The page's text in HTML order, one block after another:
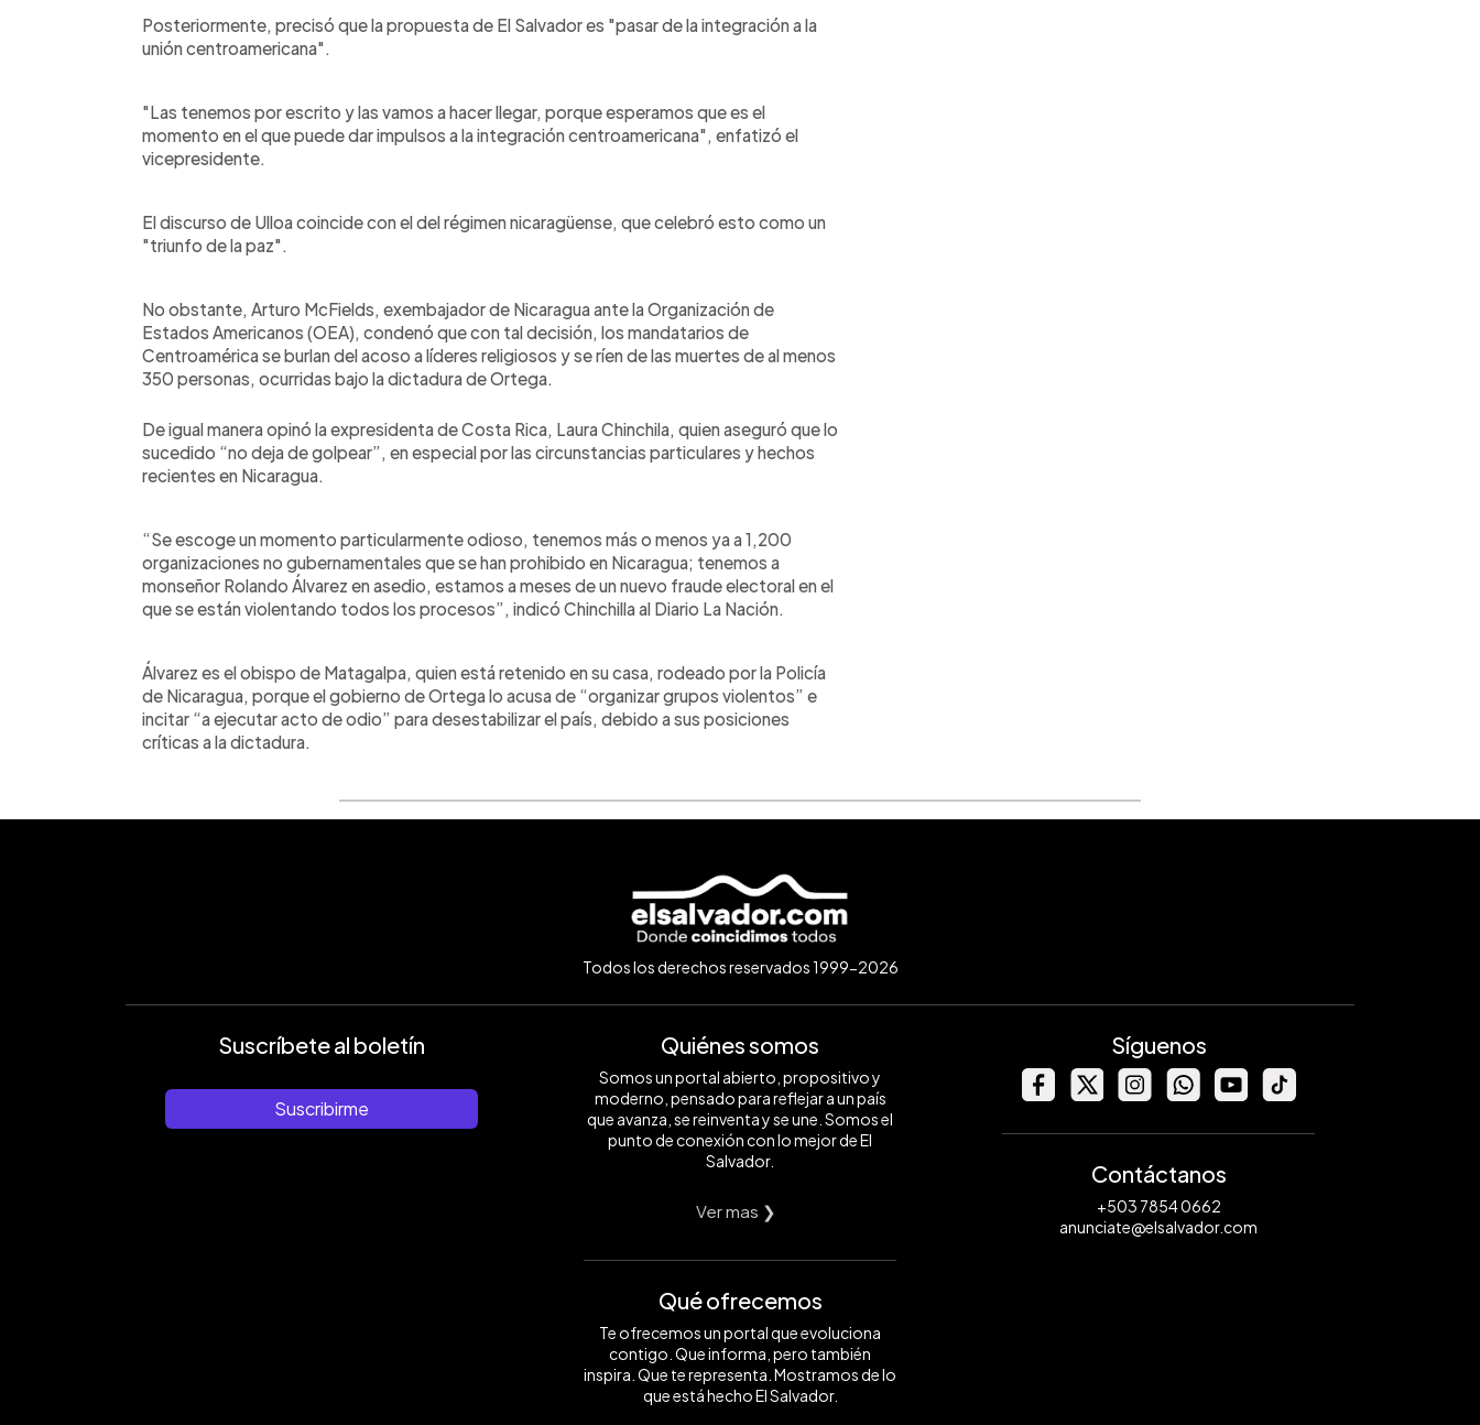
Posteriormente, precisó que la propuesta de El Salvador es "pasar de la integración a la
unión centroamericana".
"Las tenemos por escrito y las vamos a hacer llegar, porque esperamos que es el
momento en el que puede dar impulsos a la integración centroamericana", enfatizó el
vicepresidente.
El discurso de Ulloa coincide con el del régimen nicaragüense, que celebró esto como un
"triunfo de la paz".
No obstante, Arturo McFields, exembajador de Nicaragua ante la Organización de
Estados Americanos (OEA), condenó que con tal decisión, los mandatarios de
Centroamérica se burlan del acoso a líderes religiosos y se ríen de las muertes de al menos
350 personas, ocurridas bajo la dictadura de Ortega.
De igual manera opinó la expresidenta de Costa Rica, Laura Chinchila, quien aseguró que lo
sucedido “no deja de golpear”, en especial por las circunstancias particulares y hechos
recientes en Nicaragua.
“Se escoge un momento particularmente odioso, tenemos más o menos ya a 1,200
organizaciones no gubernamentales que se han prohibido en Nicaragua; tenemos a
monseñor Rolando Álvarez en asedio, estamos a meses de un nuevo fraude electoral en el
que se están violentando todos los procesos”, indicó Chinchilla al Diario La Nación.
Álvarez es el obispo de Matagalpa, quien está retenido en su casa, rodeado por la Policía
de Nicaragua, porque el gobierno de Ortega lo acusa de “organizar grupos violentos” e
incitar “a ejecutar acto de odio” para desestabilizar el país, debido a sus posiciones
críticas a la dictadura.
Todos los derechos reservados 1999-2026
Suscríbete al boletín
Suscribirme
Quiénes somos
Somos un portal abierto, propositivo y
moderno, pensado para reflejar a un país
que avanza, se reinventa y se une. Somos el
punto de conexión con lo mejor de El
Salvador.
Ver mas ❯
Qué ofrecemos
Te ofrecemos un portal que evoluciona
contigo. Que informa, pero también
inspira. Que te representa. Mostramos de lo
que está hecho El Salvador.
Síguenos
Contáctanos
+503 7854 0662
anunciate@elsalvador.com